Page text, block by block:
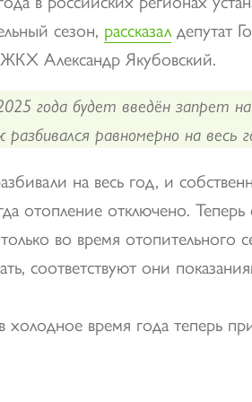
сезон, рассказалдепутат
ЖКХ Александр Якубовский.
года будет введён запрет
разбивался равномерно на
на весь год, и
отопление отключено.
во время
соответствуют они
холодное время года теперь